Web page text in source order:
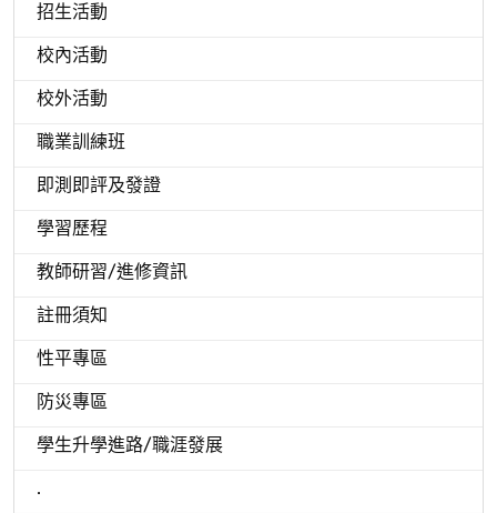
招生活動
校內活動
校外活動
職業訓練班
即測即評及發證
學習歷程
教師研習/進修資訊
註冊須知
性平專區
防災專區
學生升學進路/職涯發展
.